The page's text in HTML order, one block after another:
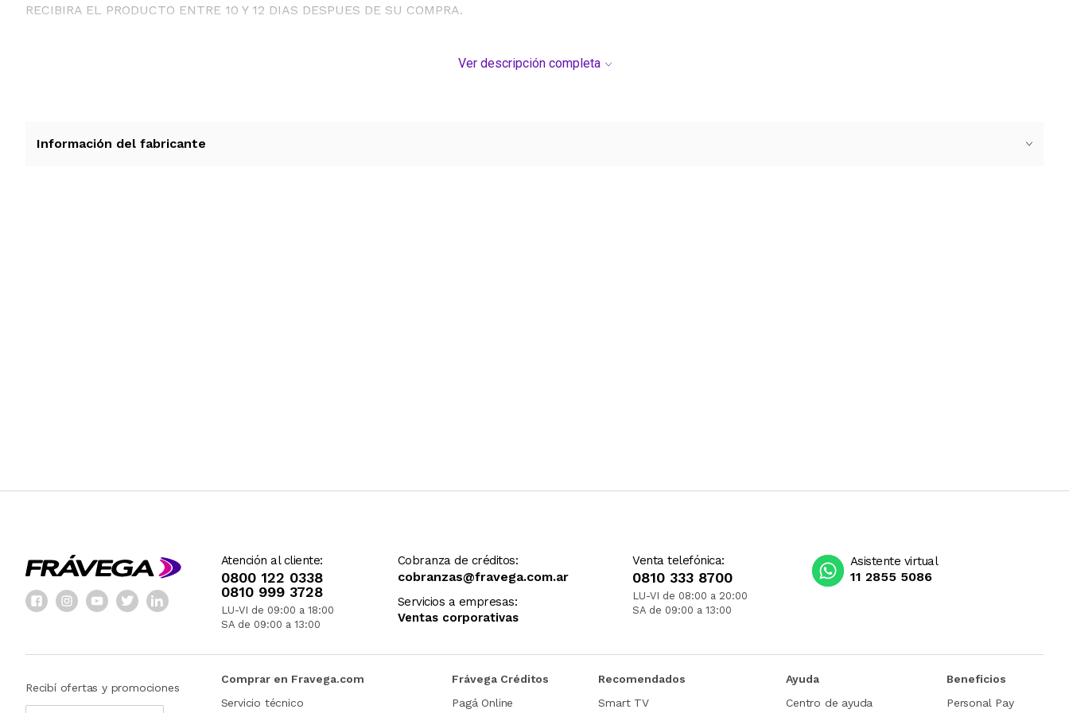
RECIBIRA EL PRODUCTO ENTRE 10 Y 12 DIAS DESPUES DE SU COMPRA.
Ver descripción completa
Información del fabricante
Atención al cliente:
0800 122 0338
0810 999 3728
LU-VI de 09:00 a 18:00
SA de 09:00 a 13:00
Cobranza de créditos:
cobranzas@fravega.com.ar
Servicios a empresas:
Ventas corporativas
Venta telefónica:
0810 333 8700
LU-VI de 08:00 a 20:00
SA de 09:00 a 13:00
Asistente virtual
11 2855 5086
Recibí ofertas y promociones
Comprar en Fravega.com
Servicio técnico
Frávega Créditos
Pagá Online
Recomendados
Smart TV
Ayuda
Centro de ayuda
Beneficios
Personal Pay